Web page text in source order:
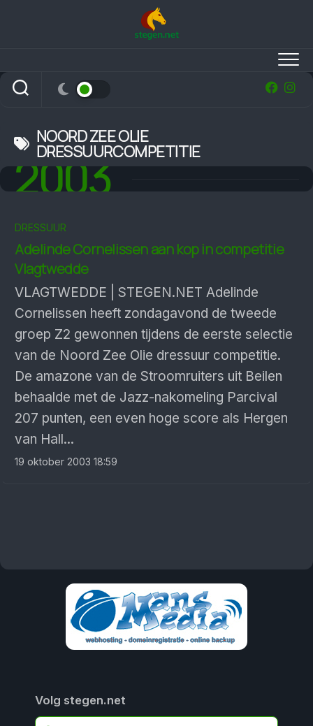
NOORD ZEE OLIE
DRESSUURCOMPETITIE
2003
DRESSUUR
Adelinde Cornelissen aan kop in competitie
Vlagtwedde
VLAGTWEDDE | STEGEN.NET Adelinde
Cornelissen heeft zondagavond de tweede
groep Z2 gewonnen tijdens de eerste selectie
van de Noord Zee Olie dressuur competitie.
De amazone van de Stroomruiters uit Beilen
behaalde met de Jazz-nakomeling Parcival
207 punten, een even hoge score als Hergen
van Hall...
19 oktober 2003 18:59
Volg stegen.net